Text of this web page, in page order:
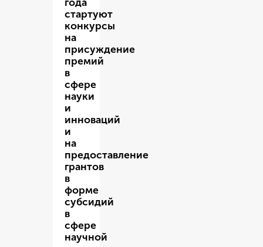
года
стартуют
конкурсы
на
присуждение
премий
в
сфере
науки
и
инноваций
и
на
предоставление
грантов
в
форме
субсидий
в
сфере
научной